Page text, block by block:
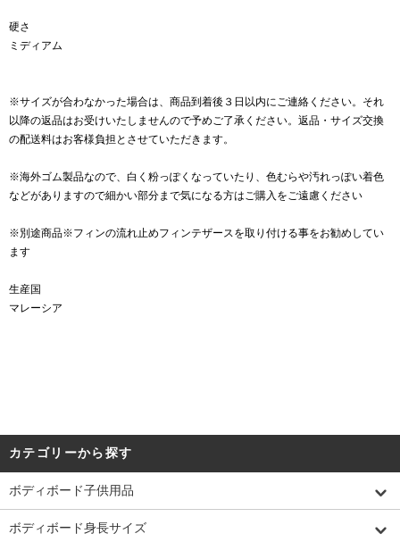
硬さ
ミディアム
※サイズが合わなかった場合は、商品到着後３日以内にご連絡ください。それ
以降の返品はお受けいたしませんので予めご了承ください。返品・サイズ交換
の配送料はお客様負担とさせていただきます。
※海外ゴム製品なので、白く粉っぽくなっていたり、色むらや汚れっぽい着色
などがありますので細かい部分まで気になる方はご購入をご遠慮ください
※別途商品※フィンの流れ止めフィンテザースを取り付ける事をお勧めしてい
ます
生産国
マレーシア
カテゴリーから探す
ボディボード子供用品
ボディボード身長サイズ